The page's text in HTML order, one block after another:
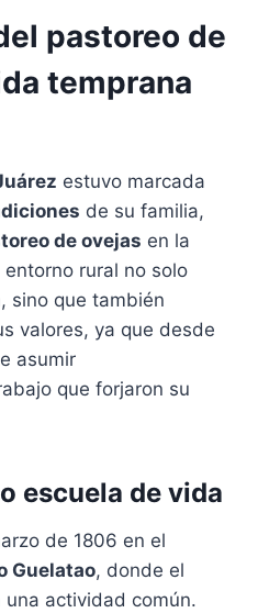
pastoreo de
temprana
estuvo marcada
de su familia,
de ovejas en la
entorno rural no solo
sino que también
valores, ya que desde
asumir
que forjaron su
escuela de vida
de 1806 en el
Guelatao, donde el
una actividad común.